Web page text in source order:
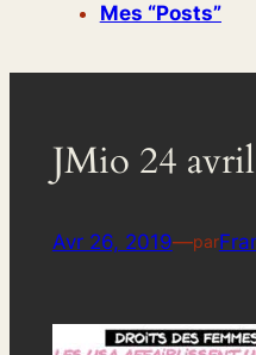
Mes “posts”
JMio 24 avril
Avr 26, 2019—par